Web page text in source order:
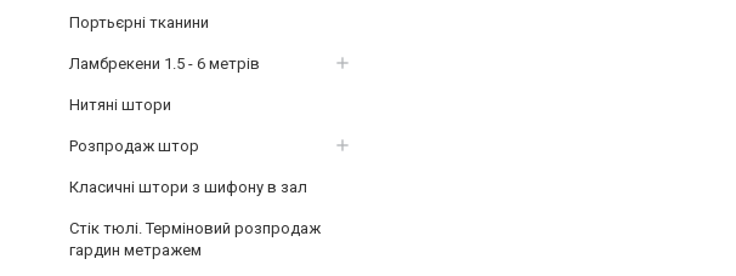
Портьєрні тканини
Ламбрекени 1.5 - 6 метрів
Нитяні штори
Розпродаж штор
Класичні штори з шифону в зал
Стік тюлі. Терміновий розпродаж
гардин метражем